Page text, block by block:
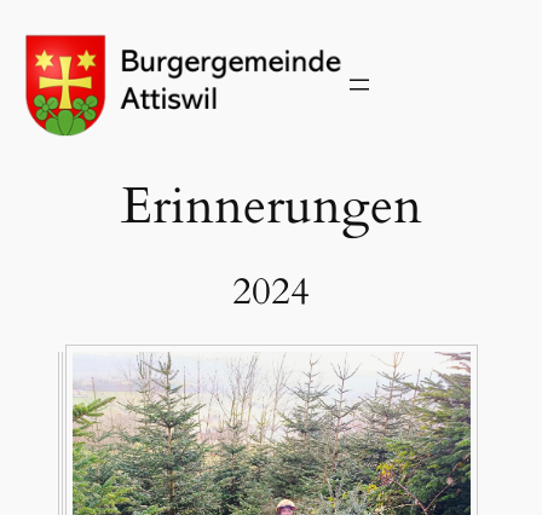
Inhalt
springen
Erinnerungen
2024